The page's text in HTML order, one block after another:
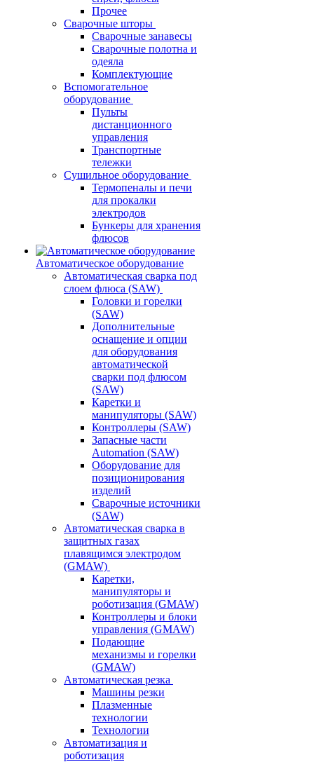
Прочее
Сварочные шторы
Сварочные занавесы
Сварочные полотна и
одеяла
Комплектующие
Вспомогательное
оборудование
Пульты
дистанционного
управления
Транспортные
тележки
Сушильное оборудование
Термопеналы и печи
для прокалки
электродов
Бункеры для хранения
флюсов
Автоматическое оборудование
Автоматическая сварка под
слоем флюса (SAW)
Головки и горелки
(SAW)
Дополнительные
оснащение и опции
для оборудования
автоматической
сварки под флюсом
(SAW)
Каретки и
манипуляторы (SAW)
Контроллеры (SAW)
Запасные части
Automation (SAW)
Оборудование для
позиционирования
изделий
Сварочные источники
(SAW)
Автоматическая сварка в
защитных газах
плавящимся электродом
(GMAW)
Каретки,
манипуляторы и
роботизация (GMAW)
Контроллеры и блоки
управления (GMAW)
Подающие
механизмы и горелки
(GMAW)
Автоматическая резка
Машины резки
Плазменные
технологии
Технологии
Автоматизация и
роботизация